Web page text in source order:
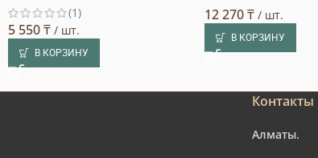
(1)
5 550₸ / шт.
В КОРЗИНУ
12 270₸ / шт.
В КОРЗИНУ
Контакты
Алматы.